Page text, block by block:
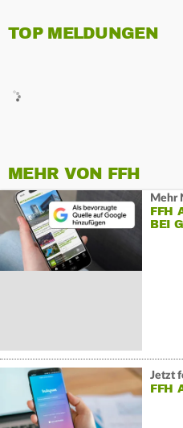
TOP MELDUNGEN
MEHR VON FFH
Mehr
FFH
BEI
Jetzt
FFH